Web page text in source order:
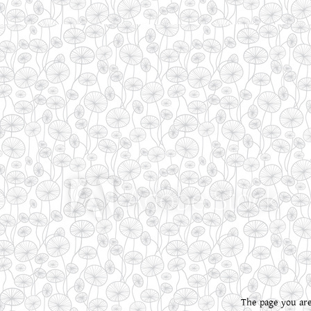
The page you